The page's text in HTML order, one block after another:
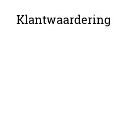
Klantwaardering